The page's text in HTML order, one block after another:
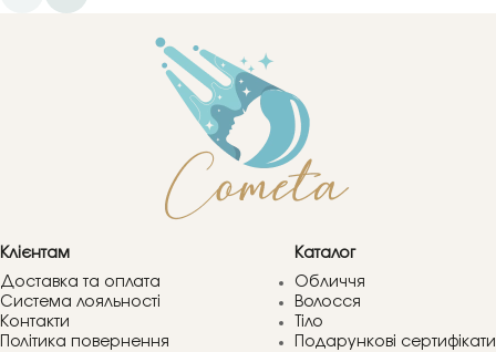
Клієнтам
Доставка та оплата
Система лояльності
Контакти
Політика повернення
Каталог
Обличчя
Волосся
Тіло
Подарункові сертифікати